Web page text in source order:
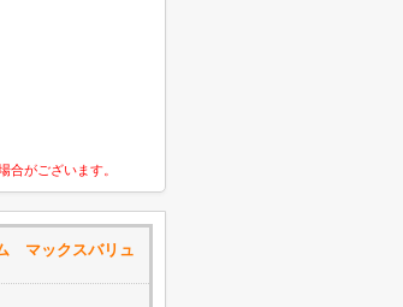
がございます。
マックスバリュ